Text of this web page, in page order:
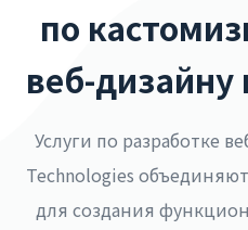
по
веб-дизайну
Услуги по разработке
Technologies
для создания